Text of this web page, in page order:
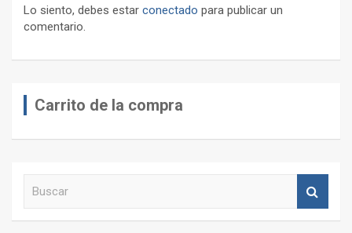
Lo siento, debes estar conectado para publicar un
comentario.
Carrito de la compra